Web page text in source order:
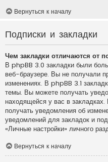
Вернуться к началу
Подписки и закладки
Чем закладки отличаются от
В phpBB 3.0 закладки были
веб-браузере. Вы не получали
изменениях. В phpBB 3.1
темы. Вы можете получать
находящейся у вас в
получать уведомления об
уведомлений для закладок и
«Личные настройки» личного
Вернуться к началу